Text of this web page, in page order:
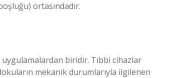
ortasındadır.
biridir. Tıbbi cihazlar
mekanik durumlarıyla ilgilenen